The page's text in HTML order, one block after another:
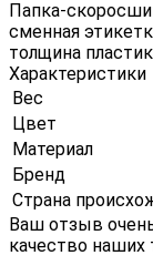
Папка-
сменная
толщина
Характеристики
Вес
Цвет
Материал
Бренд
Страна
Ваш отзыв
качество наших